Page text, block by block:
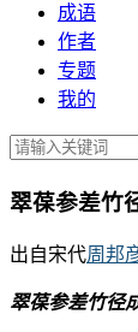
成语
作者
专题
我的
翠葆参差竹
出自宋代周邦
翠葆参差竹径